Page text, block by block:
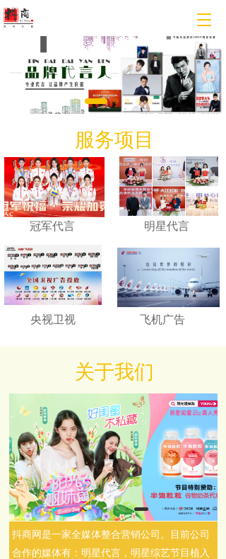
T
o
g
g
l
e
n
g
a
t
i
o
服务项目
央视卫视 飞机广告
冠军代言 明星代言
关于我们
抖商网是一家全媒体整合营销公司。目前公司
合作的媒体有：明星代言，明星综艺节目植入